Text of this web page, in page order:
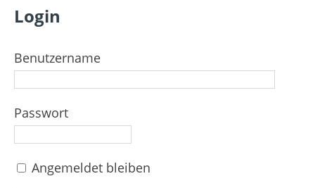
Login
Benutzername
Passwort
Angemeldet bleiben